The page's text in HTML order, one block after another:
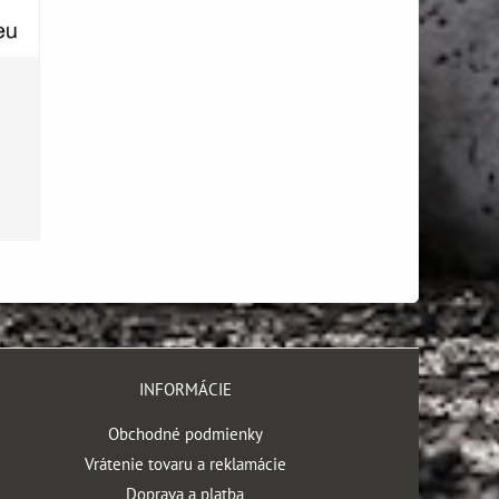
INFORMÁCIE
Obchodné podmienky
Vrátenie tovaru a reklamácie
Doprava a platba